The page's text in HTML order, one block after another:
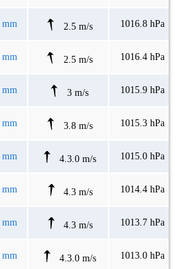
mm 2.5 m/s 1016.8 hPa
mm 2.5 m/s 1016.4 hPa
mm 3 m/s 1015.9 hPa
mm 3.8 m/s 1015.3 hPa
mm 4.3.0 m/s 1015.0 hPa
mm 4.3 m/s 1014.4 hPa
mm 4.3 m/s 1013.7 hPa
mm 4.3.0 m/s 1013.0 hPa